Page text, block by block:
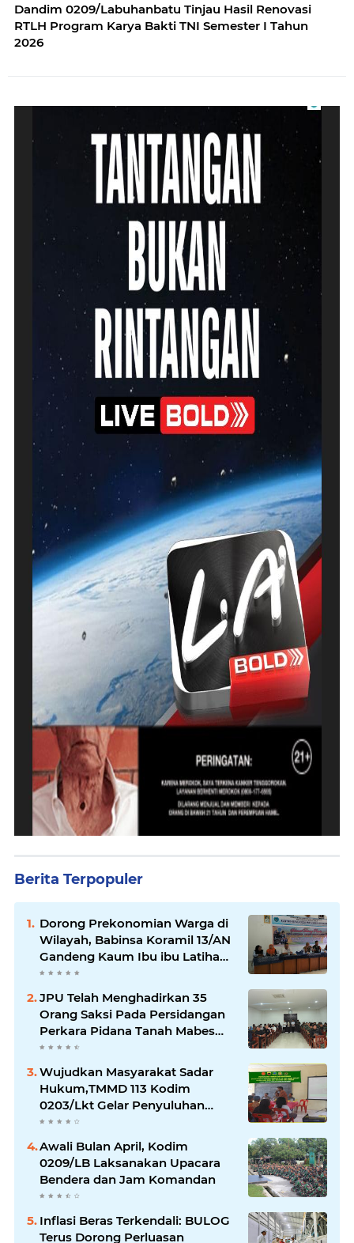
Dandim 0209/Labuhanbatu Tinjau Hasil Renovasi
RTLH Program Karya Bakti TNI Semester I Tahun
2026
Berita Terpopuler
Dorong Prekonomian Warga di
Wilayah, Babinsa Koramil 13/AN
Gandeng Kaum Ibu ibu Latihan
Jahit Menjahit
JPU Telah Menghadirkan 35
Orang Saksi Pada Persidangan
Perkara Pidana Tanah Mabes
TNI di Jatikarya
Wujudkan Masyarakat Sadar
Hukum,TMMD 113 Kodim
0203/Lkt Gelar Penyuluhan
Hukum & Kamtibmas
Awali Bulan April, Kodim
0209/LB Laksanakan Upacara
Bendera dan Jam Komandan
Inflasi Beras Terkendali: BULOG
Terus Dorong Perluasan